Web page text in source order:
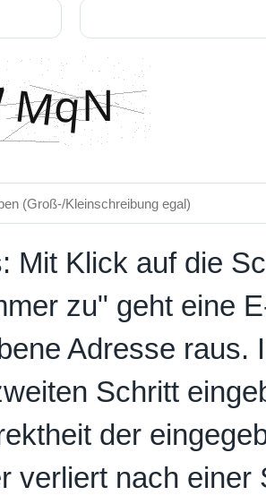
Mit Klick auf die
zu" geht eine
Adresse raus.
Schritt
der
verliert nach einer